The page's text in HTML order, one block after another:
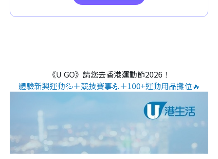
《U GO》請您去香港運動節2026！
體驗新興運動💦＋競技賽事💪＋100+運動用品攤位🔥